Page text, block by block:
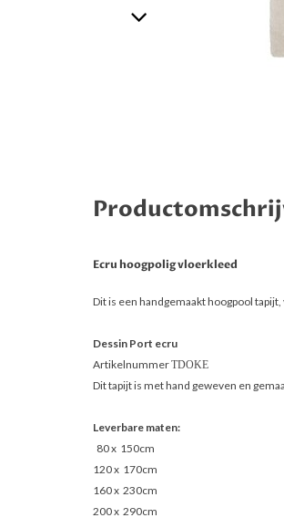
Ecru hoogpolig vloerkleed
Dit is een handgemaakt hoogpool
Dessin Port ecru
ArtikelnummerTDOKE
Dit tapijt is met hand geweven en
Leverbare maten:
80 x 150cm
120 x 170cm
160 x 230cm
200 x 290cm